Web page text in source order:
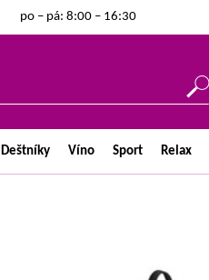
po – pá: 8:00 – 16:30
Deštníky Víno Sport Relax